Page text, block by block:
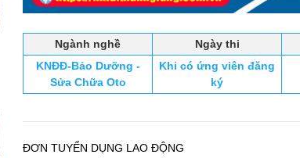
Ngành nghề Ngày thi
KNĐĐ-Bảo Dưỡng -
Sửa Chữa Oto
Khi có ứng viên đăng
ký
ĐƠN TUYỂN DỤNG LAO ĐỘNG